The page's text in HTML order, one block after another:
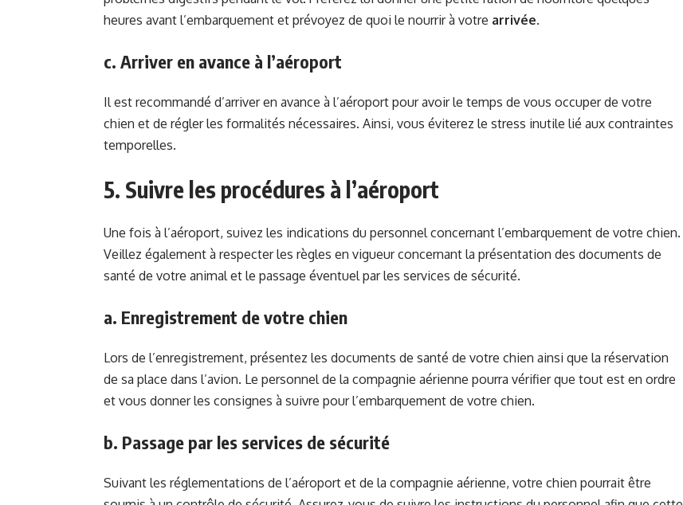
heures avant l’embarquement et prévoyez de quoi le nourrir à votre arrivée.
c. Arriver en avance à l’aéroport
Il est recommandé d’arriver en avance à l’aéroport pour avoir le temps de vous occuper de votre
chien et de régler les formalités nécessaires. Ainsi, vous éviterez le stress inutile lié aux contraintes
temporelles.
5. Suivre les procédures à l’aéroport
Une fois à l’aéroport, suivez les indications du personnel concernant l’embarquement de votre chien.
Veillez également à respecter les règles en vigueur concernant la présentation des documents de
santé de votre animal et le passage éventuel par les services de sécurité.
a. Enregistrement de votre chien
Lors de l’enregistrement, présentez les documents de santé de votre chien ainsi que la réservation
de sa place dans l’avion. Le personnel de la compagnie aérienne pourra vérifier que tout est en ordre
et vous donner les consignes à suivre pour l’embarquement de votre chien.
b. Passage par les services de sécurité
Suivant les réglementations de l’aéroport et de la compagnie aérienne, votre chien pourrait être